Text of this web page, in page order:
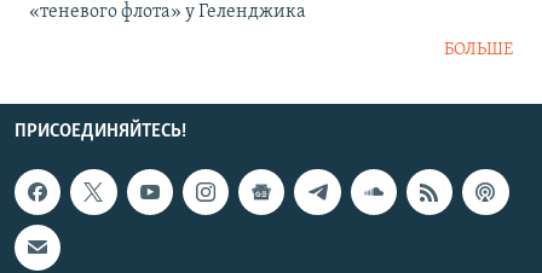
«теневого флота» у Геленджика
БОЛЬШЕ
ПРИСОЕДИНЯЙТЕСЬ!